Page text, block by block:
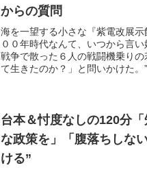
からの質問
海を一望する小さな『紫電改展
００年時代なんて、いつから言
戦争で散った６人の戦闘機乗り
て生きたのか？」と問いかけた。
台本＆忖度なしの120分
な政策を」「腹落ちしな
ける”